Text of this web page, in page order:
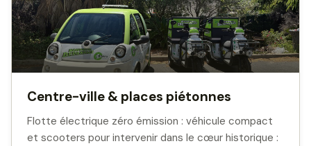
Centre-ville & places piétonnes
Flotte électrique zéro émission : véhicule compact
et scooters pour intervenir dans le cœur historique :